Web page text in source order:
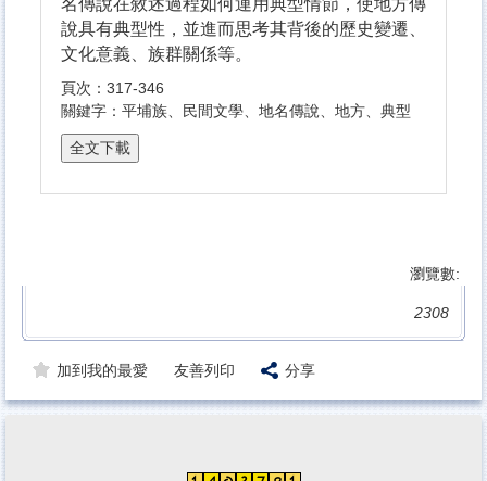
名傳說在敘述過程如何運用典型情節，使地方傳
說具有典型性，並進而思考其背後的歷史變遷、
文化意義、族群關係等。
頁次：317-346
關鍵字：平埔族、民間文學、地名傳說、地方、典型
瀏覽數:
2308
加到我的最愛 友善列印 分享